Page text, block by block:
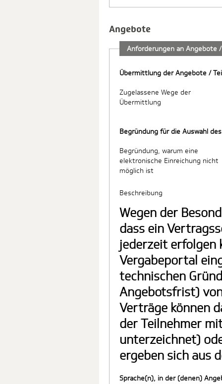
Angebote
Anforderungen an Angebote
Übermittlung der Angebote /
Zugelassene Wege der
Übermittlung
Begründung für die Auswahl
Begründung, warum eine
elektronische Einreichung nicht
möglich ist
Beschreibung
Wegen der
dass ein
jederzeit erfolgen
Vergabeportal
technischen
Angebotsfrist)
Verträge können
der Teilnehmer
unterzeichnet)
ergeben sich aus
Sprache(n), in der (denen)